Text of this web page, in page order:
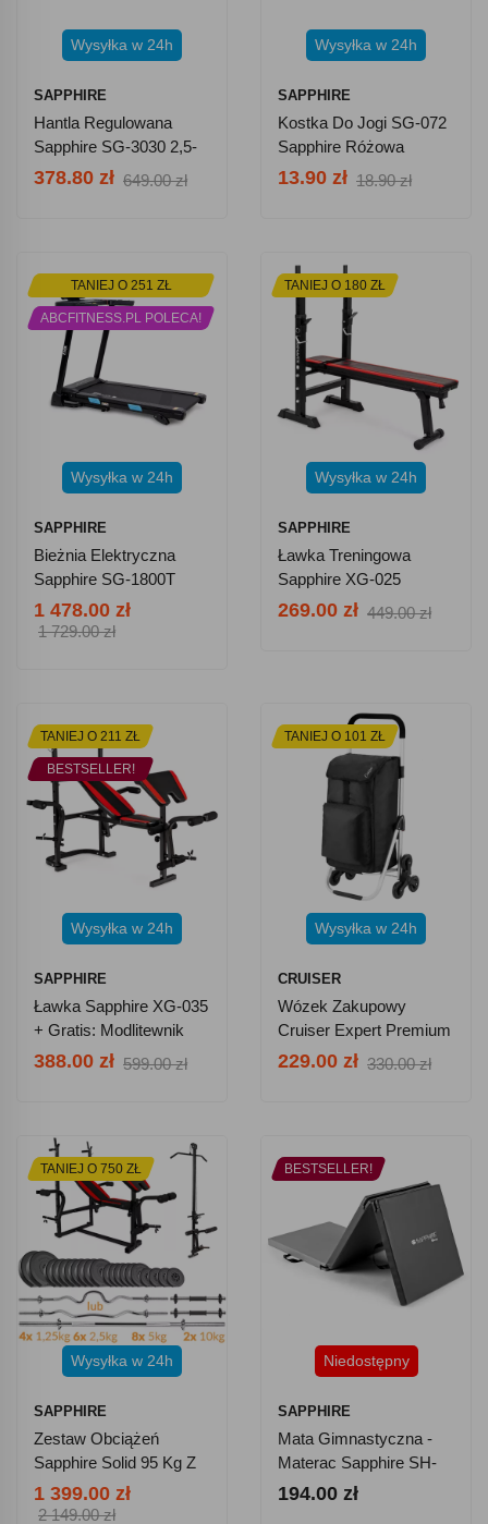
Wysyłka w 24h
SAPPHIRE
Hantla Regulowana
Sapphire SG-3030 2,5-
24 Kg
378.80 zł 649.00 zł
Wysyłka w 24h
SAPPHIRE
Kostka Do Jogi SG-072
Sapphire Różowa
13.90 zł 18.90 zł
TANIEJ O 251 ZŁ
ABCFITNESS.PL POLECA!
Wysyłka w 24h
SAPPHIRE
Bieżnia Elektryczna
Sapphire SG-1800T
Evox Bluetooth Aplikacje
1 478.00 zł
1 729.00 zł
TANIEJ O 180 ZŁ
Wysyłka w 24h
SAPPHIRE
Ławka Treningowa
Sapphire XG-025
269.00 zł 449.00 zł
TANIEJ O 211 ZŁ
BESTSELLER!
Wysyłka w 24h
SAPPHIRE
Ławka Sapphire XG-035
+ Gratis: Modlitewnik
388.00 zł 599.00 zł
TANIEJ O 101 ZŁ
Wysyłka w 24h
CRUISER
Wózek Zakupowy
Cruiser Expert Premium
604352 - Czarny
229.00 zł 330.00 zł
TANIEJ O 750 ZŁ
Wysyłka w 24h
SAPPHIRE
Zestaw Obciążeń
Sapphire Solid 95 Kg Z
Ławką Xg500 + Gratisy:
Modlitewnik I Wyciąg
1 399.00 zł
2 149.00 zł
BESTSELLER!
Niedostępny
SAPPHIRE
Mata Gimnastyczna -
Materac Sapphire SH-
110 - Szara
194.00 zł